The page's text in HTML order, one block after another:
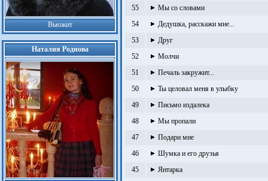
Вьюжит
Наталия Роднова
55
Мы со словами
54
Дедушка, расскажи мне...
53
Друг
52
Молчи
51
Печаль закружит...
50
Ты целовал меня в улыбку
49
Письмо издалека
48
Мы пропали
47
Подари мне
46
Шумка и его друзья
45
Янтарка